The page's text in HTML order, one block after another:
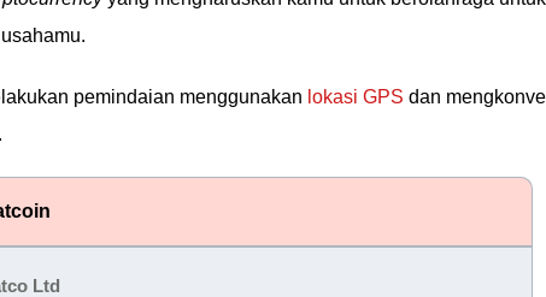
pemindaian menggunakan lokasi GPS dan
Ltd